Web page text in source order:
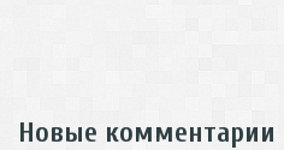
Новые комментарии